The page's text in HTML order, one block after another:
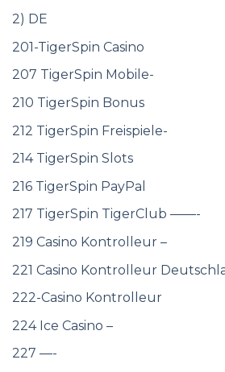
2) DE
201-TigerSpin Casino
207 TigerSpin Mobile-
210 TigerSpin Bonus
212 TigerSpin Freispiele-
214 TigerSpin Slots
216 TigerSpin PayPal
217 TigerSpin TigerClub ——-
219 Casino Kontrolleur –
221 Casino Kontrolleur
222-Casino Kontrolleur
224 Ice Casino –
227 —-